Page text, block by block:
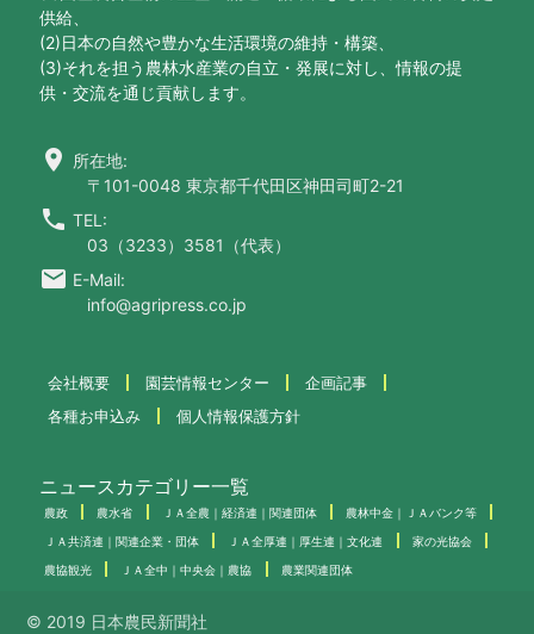
供給、
(2)日本の自然や豊かな生活環境の維持・構築、
(3)それを担う農林水産業の自立・発展に対し、情報の提
供・交流を通じ貢献します。
location_on 所在地:
〒101-0048 東京都千代田区神田司町2-21
call TEL:
03（3233）3581（代表）
email E-Mail:
info@agripress.co.jp
会社概要 園芸情報センター
企画記事
各種お申込み
個人情報保護方針
ニュースカテゴリー一覧
農政 農水省 ＪＡ全農｜経済連｜関連団体 農林中金｜ＪＡバンク等
ＪＡ共済連｜関連企業・団体 ＪＡ全厚連｜厚生連｜文化連 家の光協会
農協観光 ＪＡ全中｜中央会｜農協 農業関連団体
© 2019 日本農民新聞社